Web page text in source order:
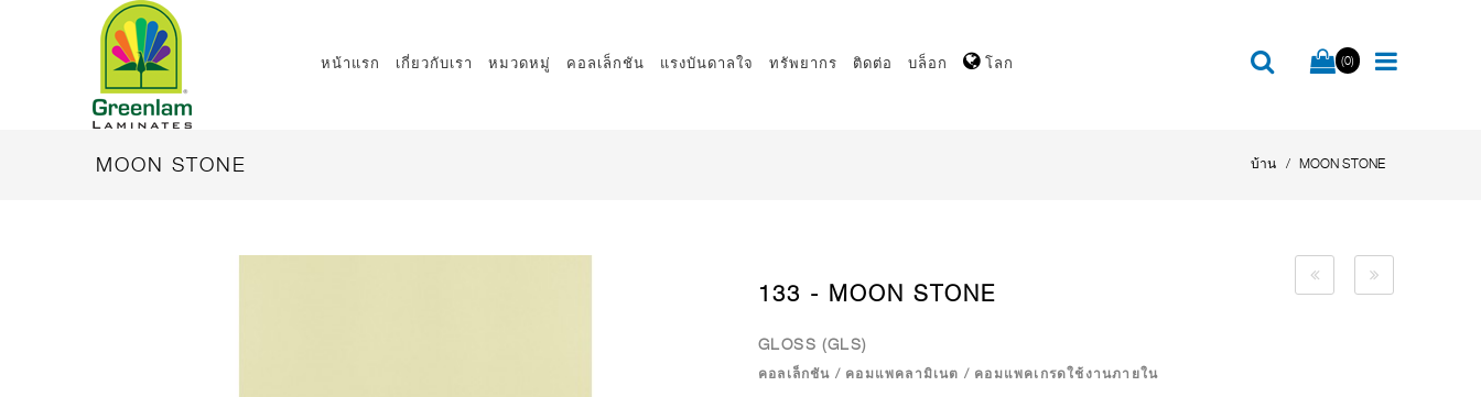
หน้าแรก เกี่ยวกับเรา หมวดหมู่ คอลเล็กชัน แรงบันดาลใจ ทรัพยากร ติดต่อ บล็อก โลก (0)
MOON STONE บ้าน MOON STONE
133 - MOON STONE
GLOSS (GLS)
คอลเล็กชัน / คอมแพคลามิเนต / คอมแพคเกรดใช้งานภายใน